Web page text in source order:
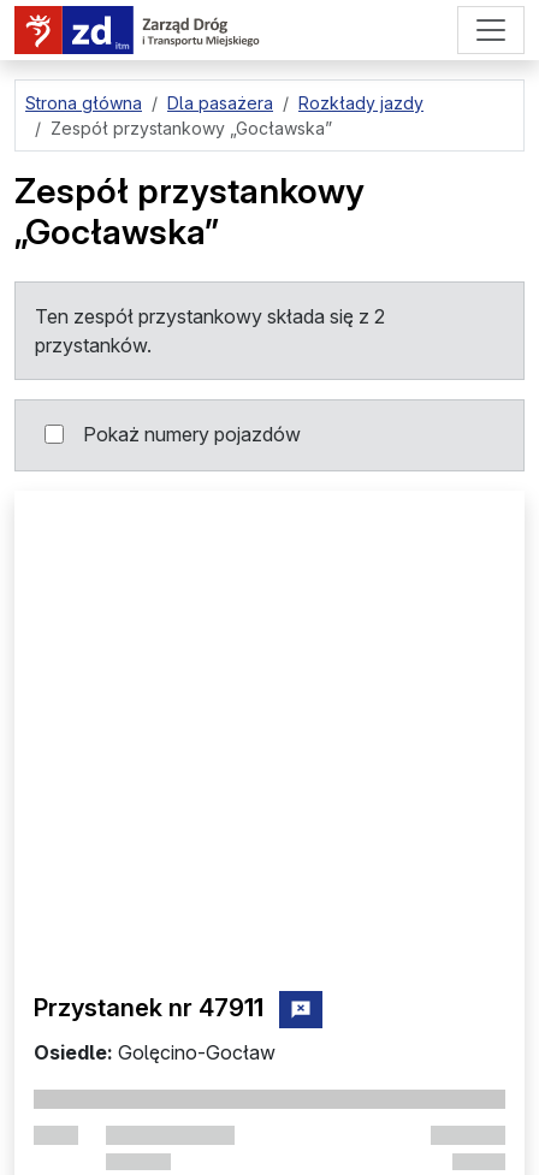
przejdź do treści strony
Strona główna Dla pasażera
Rozkłady jazdy
Zespół przystankowy „Gocławska”
Zespół przystankowy
„Gocławska”
Ten zespół przystankowy składa się z 2
przystanków.
Pokaż numery pojazdów
Przystanek nr 47911 zgłoś przystanek nr 47911
Osiedle: Golęcino-Gocław